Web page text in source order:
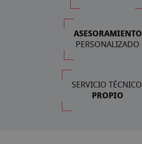
ASESORAMIENTO
PERSONALIZADO
SERVICIO TÉCNICO
PROPIO